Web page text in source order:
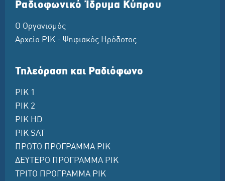
Ραδιοφωνικό Ίδρυμα Κύπρου
Ο Οργανισμός
Αρχείο ΡΙΚ - Ψηφιακός Ηρόδοτος
Τηλεόραση και Ραδιόφωνο
ΡΙΚ 1
ΡΙΚ 2
ΡΙΚ HD
ΡΙΚ SAT
ΠΡΩΤΟ ΠΡΟΓΡΑΜΜΑ ΡΙΚ
ΔΕΥΤΕΡΟ ΠΡΟΓΡΑΜΜΑ ΡΙΚ
ΤΡΙΤΟ ΠΡΟΓΡΑΜΜΑ ΡΙΚ